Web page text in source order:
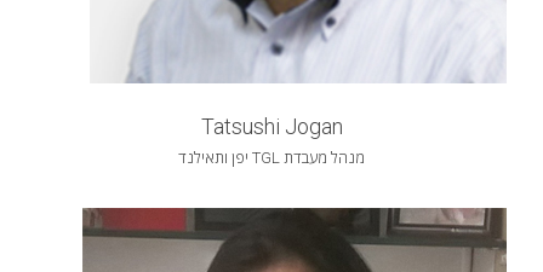
Tatsushi Jogan
מנהל מעבדת TGL יפן ותאילנד